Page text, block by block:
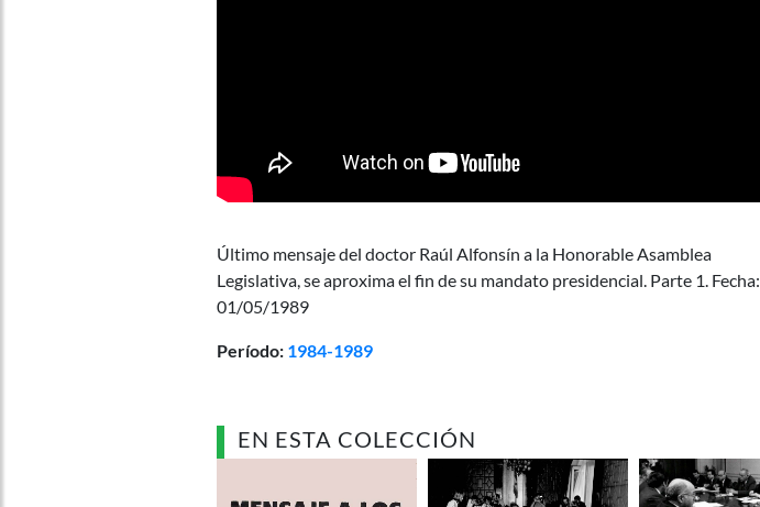
Último mensaje del doctor Raúl Alfonsín a la Honorable Asamblea
Legislativa, se aproxima el fin de su mandato presidencial. Parte 1. Fecha:
01/05/1989
Período: 1984-1989
EN ESTA COLECCIÓN